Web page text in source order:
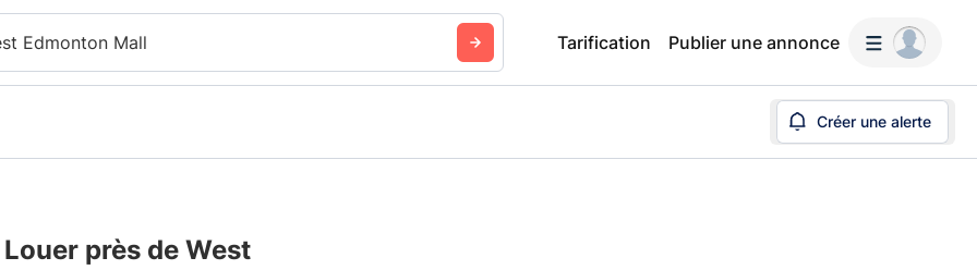
Edmonton Mall Tarification Publier une annonce
Créer une alerte
près de West